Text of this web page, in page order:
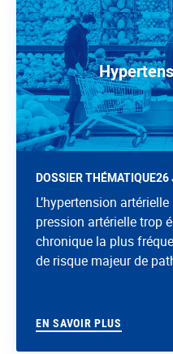
DOSSIER THÉMATIQUE26
L’hypertension
pression artérielle trop
chronique la plus
de risque majeur de
EN SAVOIR PLUS